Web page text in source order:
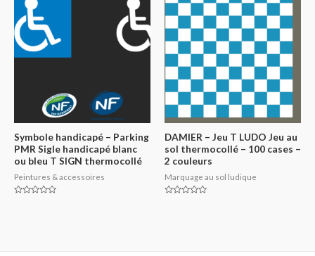
Symbole handicapé – Parking
PMR Sigle handicapé blanc
ou bleu T SIGN thermocollé
Peintures & accessoires
DAMIER – Jeu T LUDO Jeu au
sol thermocollé – 100 cases –
2 couleurs
Marquage au sol ludique